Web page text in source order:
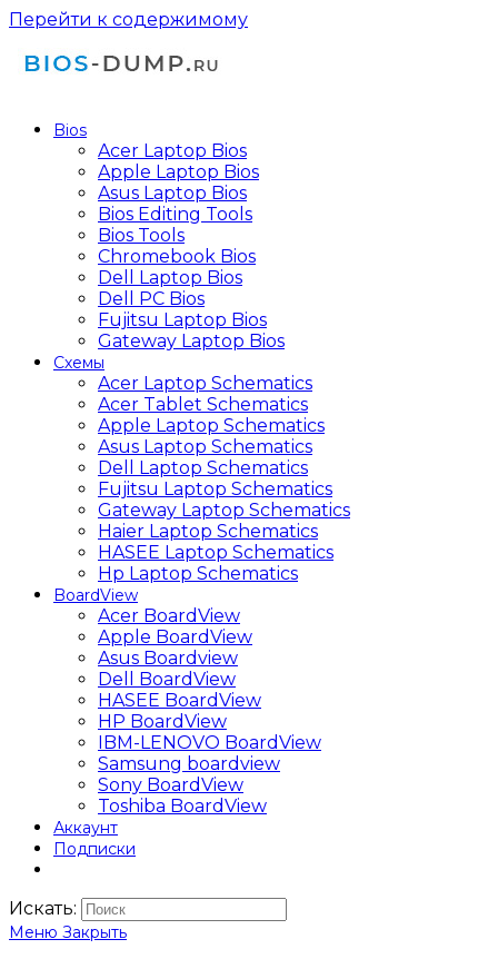
Перейти к содержимому
Bios
Acer Laptop Bios
Apple Laptop Bios
Asus Laptop Bios
Bios Editing Tools
Bios Tools
Chromebook Bios
Dell Laptop Bios
Dell PC Bios
Fujitsu Laptop Bios
Gateway Laptop Bios
Схемы
Acer Laptop Schematics
Acer Tablet Schematics
Apple Laptop Schematics
Asus Laptop Schematics
Dell Laptop Schematics
Fujitsu Laptop Schematics
Gateway Laptop Schematics
Haier Laptop Schematics
HASEE Laptop Schematics
Hp Laptop Schematics
BoardView
Acer BoardView
Apple BoardView
Asus Boardview
Dell BoardView
HASEE BoardView
HP BoardView
IBM-LENOVO BoardView
Samsung boardview
Sony BoardView
Toshiba BoardView
Аккаунт
Подписки
Искать:
Меню Закрыть